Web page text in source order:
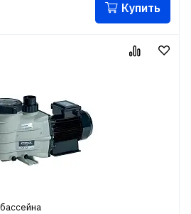
Купить